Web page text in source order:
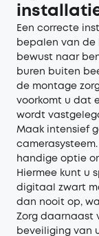
Een correcte
bepalen van de
bewust naar
buren buiten
de montage
voorkomt u dat
wordt
Maak intensief
handige optie
Hiermee kunt u
digitaal zwart
dan nooit op,
Zorg daarnaast
beveiliging van